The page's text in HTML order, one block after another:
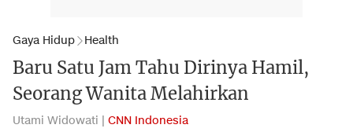
Gaya Hidup Health
Baru Satu Jam Tahu Dirinya Hamil,
Seorang Wanita Melahirkan
Utami Widowati | CNN Indonesia